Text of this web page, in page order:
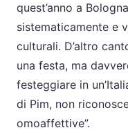
quest’anno a
sistematicamente e
culturali. D’altro
una festa, ma
festeggiare in
di Pim, non
omoaffettive”.